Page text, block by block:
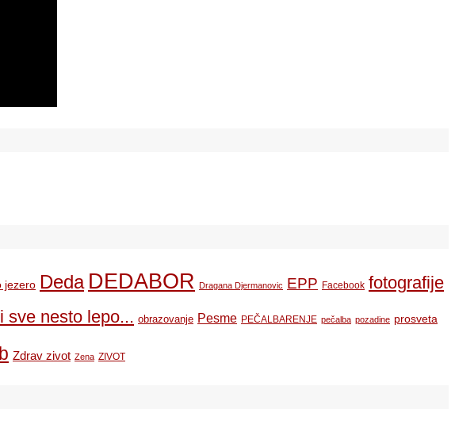
jezero Deda DEDABOR Dragana Djermanovic EPP Facebook fotografije
sve nesto lepo... obrazovanje Pesme PEČALBARENJE pečalba pozadine prosveta
Zdrav zivot Zena ZIVOT